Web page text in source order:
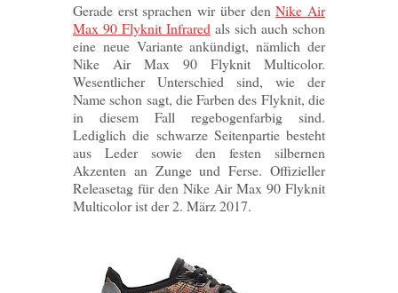
Gerade erst sprachen wir über denNike Air
Max 90 Flyknit Infrared als sich auch schon
eine neue Variante ankündigt, nämlich der
Nike Air Max 90 Flyknit Multicolor.
Wesentlicher Unterschied sind, wie der
Name schon sagt, die Farben des Flyknit, die
in diesem Fall regebogenfarbig sind.
Lediglich die schwarze Seitenpartie besteht
aus Leder sowie den festen silbernen
Akzenten an Zunge und Ferse. Offizieller
Releasetag für den Nike Air Max 90 Flyknit
Multicolor ist der 2. März 2017.